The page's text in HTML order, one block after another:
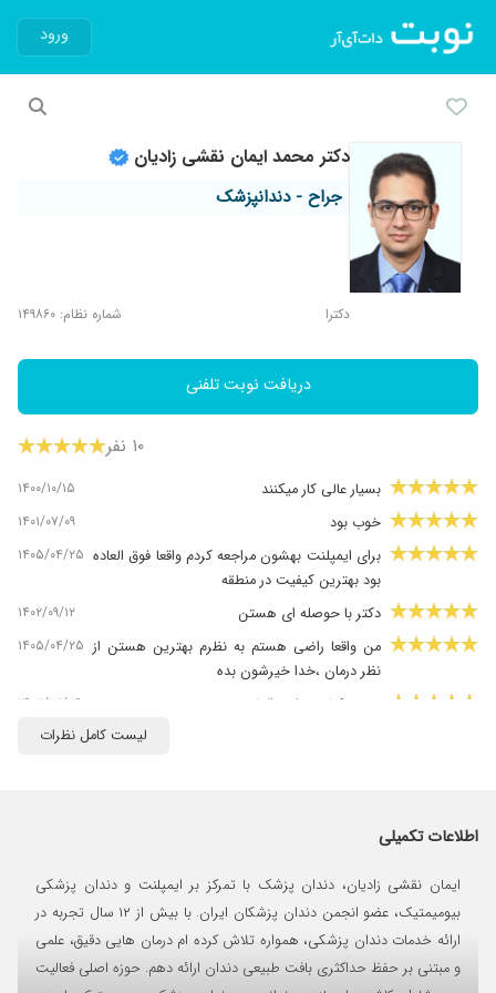
ورود
دکتر محمد ایمان نقشی زادیان
جراح - دندانپزشک
دکترا شماره نظام: ۱۴۹۸۶۰
دریافت نوبت تلفنی
۱۰ نفر
بسیار عالی کار میکنند ۱۴۰۰/۱۰/۱۵
خوب بود ۱۴۰۱/۰۷/۰۹
برای ایمپلنت بهشون مراجعه کردم واقعا فوق العاده
بود بهترین کیفیت در منطقه
۱۴۰۵/۰۴/۲۵
دکتر با حوصله ای هستن ۱۴۰۲/۰۹/۱۲
من واقعا راضی هستم به نظرم بهترین هستن از
نظر درمان ،خدا خیرشون بده
۱۴۰۵/۰۴/۲۵
عصب کشی ، فوق العاده هستن ۱۴۰۳/۰۳/۲۶
۱۴۰۲/۰۷/۱۷
لیست کامل نظرات
اطلاعات تکمیلی
ایمان نقشی زادیان، دندان پزشک با تمرکز بر ایمپلنت و دندان پزشکی
بیومیمتیک، عضو انجمن دندان پزشکان ایران. با بیش از ۱۲ سال تجربه در
ارائه خدمات دندان پزشکی، همواره تلاش کرده ام درمان هایی دقیق، علمی
و مبتنی بر حفظ حداکثری بافت طبیعی دندان ارائه دهم. حوزه اصلی فعالیت